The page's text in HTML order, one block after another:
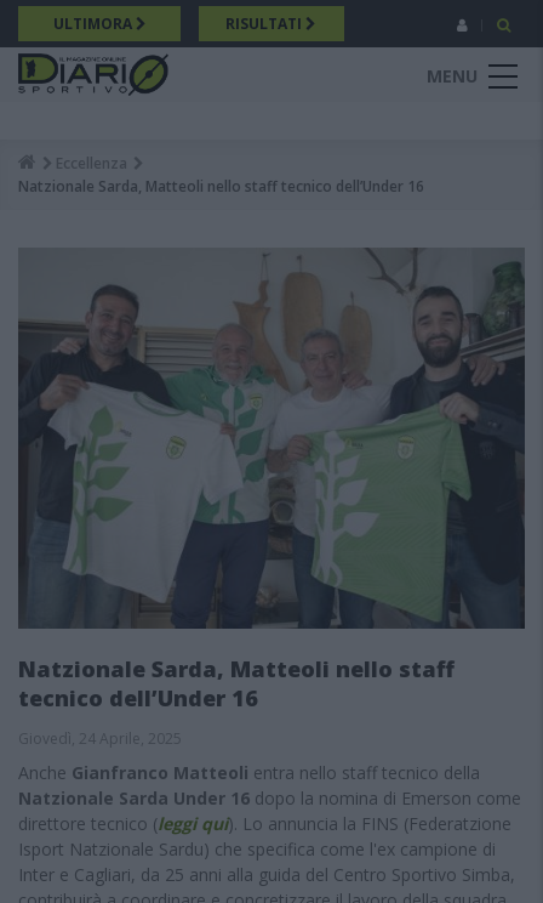
Salta
al
contenuto
principale
ULTIMORA RISULTATI
MENU
Breadcrumb
Eccellenza
Natzionale Sarda, Matteoli nello staff tecnico dell’Under 16
Natzionale Sarda, Matteoli nello staff
tecnico dell’Under 16
Giovedì, 24 Aprile, 2025
Anche Gianfranco Matteoli entra nello staff tecnico della
Natzionale Sarda Under 16 dopo la nomina di Emerson come
direttore tecnico (leggi qui). Lo annuncia la FINS (Federatzione
Isport Natzionale Sardu) che specifica come l'ex campione di
Inter e Cagliari, da 25 anni alla guida del Centro Sportivo Simba,